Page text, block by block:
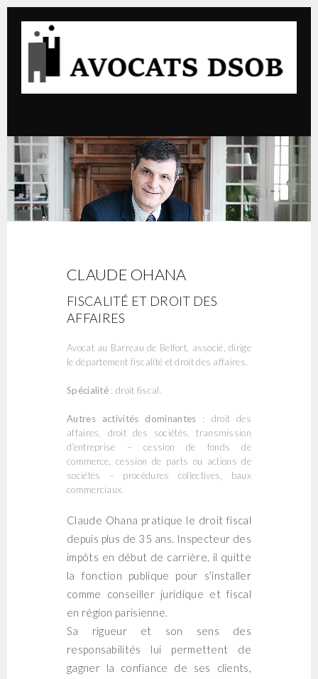
CLAUDE OHANA
FISCALITÉ ET DROIT DES
AFFAIRES
Avocat au Barreau de Belfort, associé, dirige
le département fiscalité et droit des affaires.
Spécialité : droit fiscal.
Autres activités dominantes : droit des
affaires, droit des sociétés, transmission
d’entreprise – cession de fonds de
commerce, cession de parts ou actions de
sociétés – procédures collectives, baux
commerciaux.
Claude Ohana pratique le droit fiscal
depuis plus de 35 ans. Inspecteur des
impôts en début de carrière, il quitte
la fonction publique pour s’installer
comme conseiller juridique et fiscal
en région parisienne.
Sa rigueur et son sens des
responsabilités lui permettent de
gagner la confiance de ses clients,